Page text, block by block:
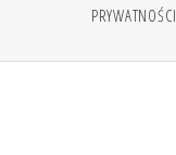
PRYWATNOŚCI